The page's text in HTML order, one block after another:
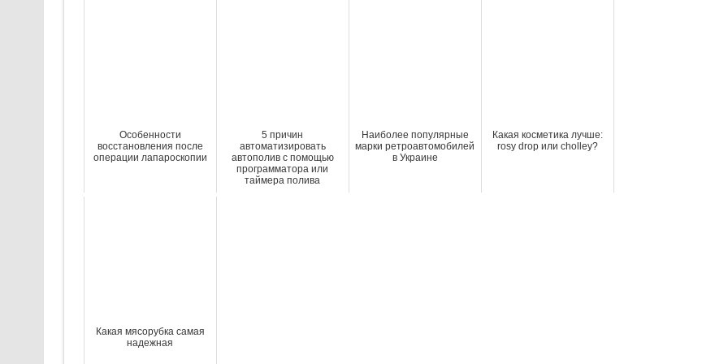
Особенности
восстановления после
операции лапароскопии
5 причин
автоматизировать
автополив с помощью
программатора или
таймера полива
Наиболее популярные
марки ретроавтомобилей
в Украине
Какая косметика лучше:
rosy drop или cholley?
Какая мясорубка самая
надежная